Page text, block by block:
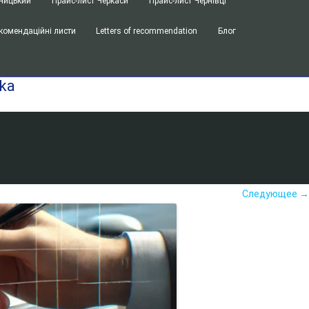
листи Letters of recommendation Блог
Следующее →